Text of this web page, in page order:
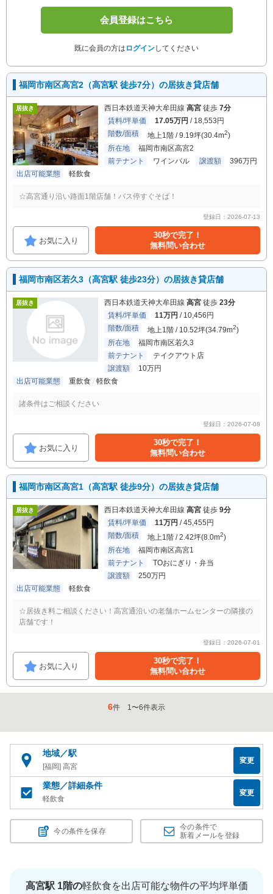
会員登録はこちら
既に会員の方は ログインしてください
福岡市南区高宮2（高宮駅 徒歩7分）の居抜き貸店舗
居抜き 西日本鉄道天神大牟田線 高宮 徒歩 7分
賃料/坪単価
17.05万円 / 18,553円
階数/面積
地上1階 / 9.19坪(30.4m2)
所在地
福岡市南区高宮2
前テナント
ワインバル 譲渡額
396万円
出店可能業態
軽飲食
☆高宮通り沿い路面1階店舗！バス停すぐそば！
登録日：2026-07-13
お気に入り
30秒で完了！
無料問い合わせ
福岡市南区若久3（高宮駅 徒歩23分）の居抜き貸店舗
居抜き 西日本鉄道天神大牟田線 高宮 徒歩 23分
賃料/坪単価
11万円 / 10,456円
階数/面積
地上1階 / 10.52坪(34.79m2)
所在地
福岡市南区若久3
前テナント
テイクアウト店
譲渡額
10万円
出店可能業態
重飲食 軽飲食
諸条件はご相談ください
登録日：2026-07-08
お気に入り
30秒で完了！
無料問い合わせ
福岡市南区高宮1（高宮駅 徒歩9分）の居抜き貸店舗
居抜き 西日本鉄道天神大牟田線 高宮 徒歩 9分
賃料/坪単価
11万円 / 45,455円
階数/面積
地上1階 / 2.42坪(8.0m2)
所在地
福岡市南区高宮1
前テナント
TOおにぎり・弁当
譲渡額
250万円
出店可能業態
軽飲食
☆居抜き料ご相談ください！高宮通沿いの老舗ホームセンターの隣接の
店舗です！
登録日：2026-07-01
お気に入り
30秒で完了！
無料問い合わせ
6件 1〜6件表示
地域／駅
[福岡] 高宮
変更
業態／詳細条件
軽飲食
変更
今の条件を保存
今の条件で
新着メールを登録
高宮駅 1階の軽飲食を出店可能な物件の平均坪単価